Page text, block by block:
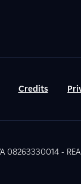
Credits
08263330014 -